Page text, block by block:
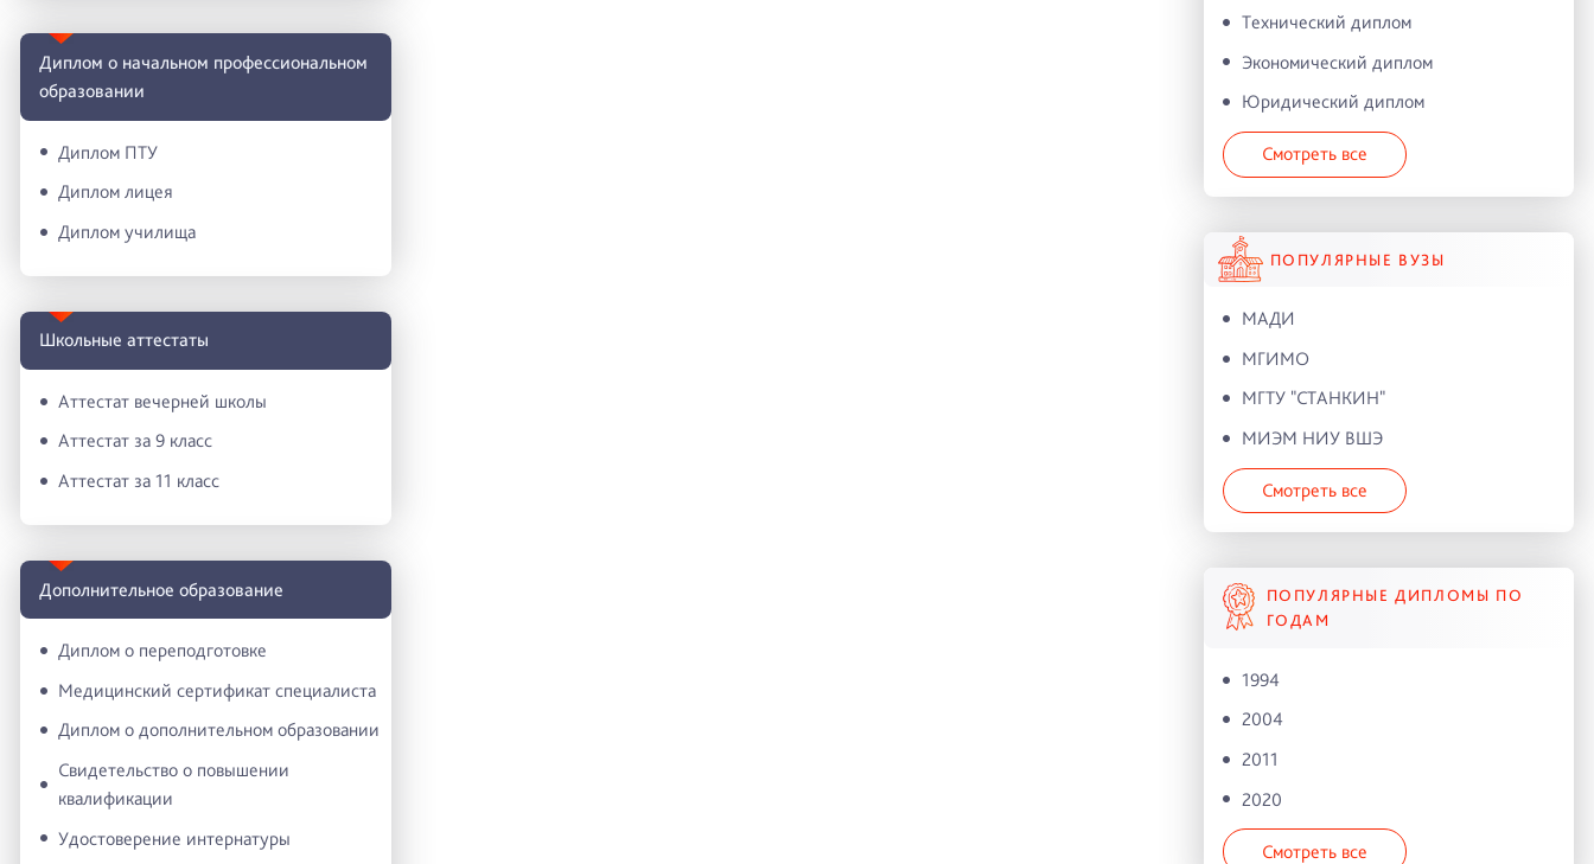
Диплом о начальном профессиональном
oбразовании
Диплом ПТУ
Диплом лицея
Диплом училища
Школьные аттестаты
Аттестат вечерней школы
Аттестат за 9 класс
Аттестат за 11 класс
Дополнительное образование
Диплом о переподготовке
Медицинский сертификат специалиста
Диплом о дополнительном образовании
Свидетельство о повышении
квалификации
Удостоверение интернатуры
Технический диплом
Экономический диплом
Юридический диплом
Смотреть все
ПОПУЛЯРНЫЕ ВУЗЫ
МАДИ
МГИМО
МГТУ "СТАНКИН"
МИЭМ НИУ ВШЭ
Смотреть все
ПОПУЛЯРНЫЕ ДИПЛОМЫ ПО
ГОДАМ
1994
2004
2011
2020
Смотреть все